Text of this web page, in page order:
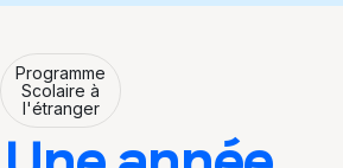
Programme
Scolaire à
l'étranger